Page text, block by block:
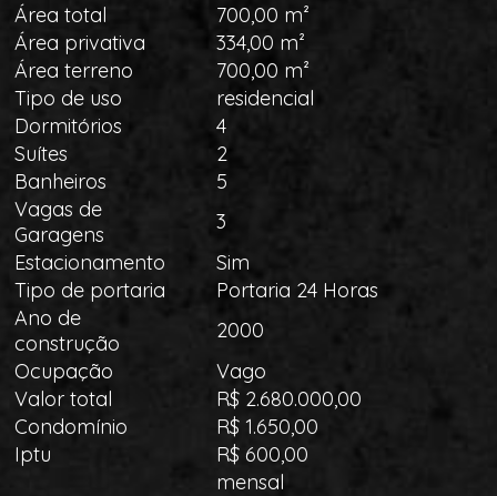
Área total
700,00 m²
Área privativa
334,00 m²
Área terreno
700,00 m²
Tipo de uso
residencial
Dormitórios
4
Suítes
2
Banheiros
5
Vagas de
Garagens
3
Estacionamento
Sim
Tipo de portaria
Portaria 24 Horas
Ano de
construção
2000
Ocupação
Vago
Valor total
R$ 2.680.000,00
Condomínio
R$ 1.650,00
Iptu
R$ 600,00
mensal